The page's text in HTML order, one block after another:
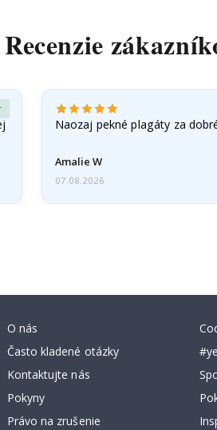
Recenzie
Naozaj pekné plagáty za
Amalie W
07.08.2026
O nás
Často kladené otázky
Kontaktujte nás
Pokyny
Právo na zrušenie